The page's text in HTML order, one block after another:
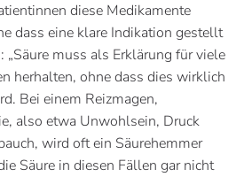
diese Medikamente
dass eine klare Indikation gestellt
„Säure muss als Erklärung für viele
herhalten, ohne dass dies wirklich
Bei einem Reizmagen,
also etwa Unwohlsein, Druck
wird oft ein Säurehemmer
Säure in diesen Fällen gar nicht